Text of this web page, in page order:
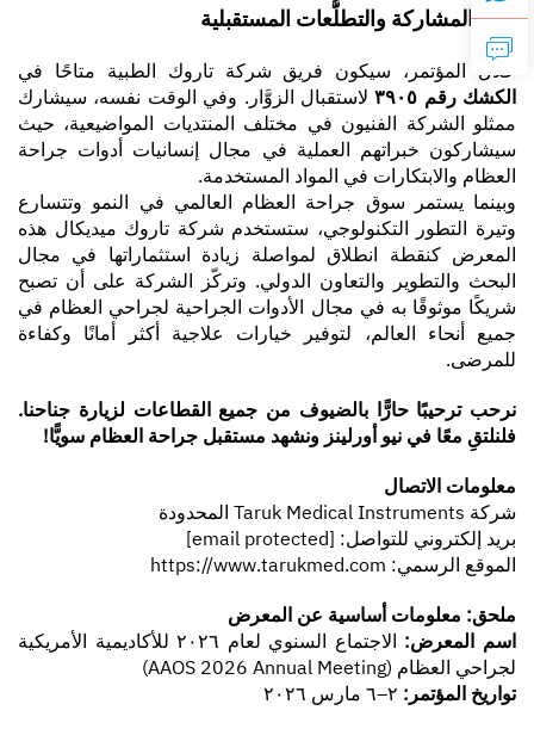
دليل المشاركة والتطلُّعات المستقبلية
خلال المؤتمر، سيكون فريق شركة تاروك الطبية متاحًا في
الكشك رقم ٣٩٠٥
لاستقبال الزوَّار. وفي الوقت نفسه، سيشارك
ممثلو الشركة الفنيون في مختلف المنتديات المواضيعية، حيث
سيشاركون خبراتهم العملية في مجال إنسانيات أدوات جراحة
العظام والابتكارات في المواد المستخدمة.
وبينما يستمر سوق جراحة العظام العالمي في النمو وتتسارع
وتيرة التطور التكنولوجي، ستستخدم شركة تاروك ميديكال هذه
المعرض كنقطة انطلاق لمواصلة زيادة استثماراتها في مجال
البحث والتطوير والتعاون الدولي. وتركّز الشركة على أن تصبح
شريكًا موثوقًا به في مجال الأدوات الجراحية لجراحي العظام في
جميع أنحاء العالم، لتوفير خيارات علاجية أكثر أمانًا وكفاءة
للمرضى.
نرحب ترحيبًا حارًّا بالضيوف من جميع القطاعات لزيارة جناحنا.
فلنلتقِ معًا في نيو أورلينز ونشهد مستقبل جراحة العظام سويًّا!
معلومات الاتصال
شركة Taruk Medical Instruments المحدودة
بريد إلكتروني للتواصل: [email protected]
الموقع الرسمي: https://www.tarukmed.com
ملحق: معلومات أساسية عن المعرض
اسم المعرض:
الاجتماع السنوي لعام ٢٠٢٦ للأكاديمية الأمريكية
لجراحي العظام (AAOS 2026 Annual Meeting)
تواريخ المؤتمر: ٢–٦ مارس ٢٠٢٦